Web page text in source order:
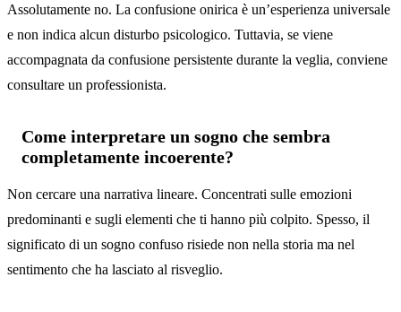
Assolutamente no. La confusione onirica è un’esperienza universale
e non indica alcun disturbo psicologico. Tuttavia, se viene
accompagnata da confusione persistente durante la veglia, conviene
consultare un professionista.
Come interpretare un sogno che sembra
completamente incoerente?
Non cercare una narrativa lineare. Concentrati sulle emozioni
predominanti e sugli elementi che ti hanno più colpito. Spesso, il
significato di un sogno confuso risiede non nella storia ma nel
sentimento che ha lasciato al risveglio.